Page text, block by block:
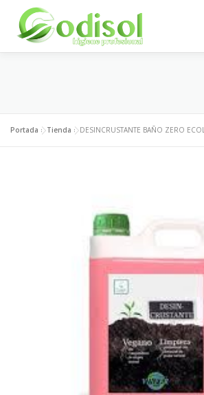
contenido
ÁREA CLIENTES CONTACTO
Portada »Tienda »DESINCRUSTANTE BAÑO ZERO